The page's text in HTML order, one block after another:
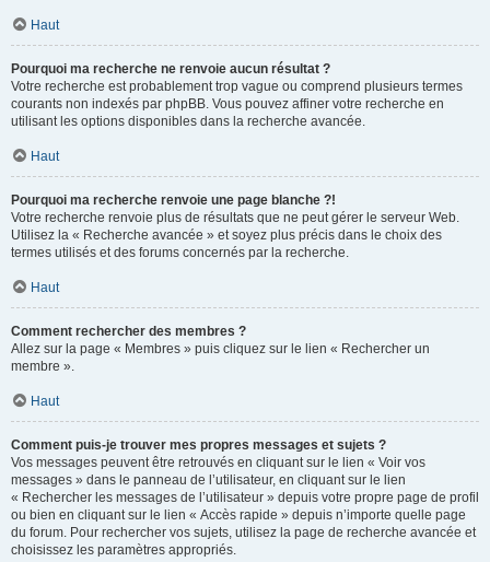
Haut
Pourquoi ma recherche ne renvoie aucun résultat ?
Votre recherche est probablement trop vague ou comprend plusieurs termes
courants non indexés par phpBB. Vous pouvez affiner votre recherche en
utilisant les options disponibles dans la recherche avancée.
Haut
Pourquoi ma recherche renvoie une page blanche ?!
Votre recherche renvoie plus de résultats que ne peut gérer le serveur Web.
Utilisez la « Recherche avancée » et soyez plus précis dans le choix des
termes utilisés et des forums concernés par la recherche.
Haut
Comment rechercher des membres ?
Allez sur la page « Membres » puis cliquez sur le lien « Rechercher un
membre ».
Haut
Comment puis-je trouver mes propres messages et sujets ?
Vos messages peuvent être retrouvés en cliquant sur le lien « Voir vos
messages » dans le panneau de l’utilisateur, en cliquant sur le lien
« Rechercher les messages de l’utilisateur » depuis votre propre page de profil
ou bien en cliquant sur le lien « Accès rapide » depuis n’importe quelle page
du forum. Pour rechercher vos sujets, utilisez la page de recherche avancée et
choisissez les paramètres appropriés.